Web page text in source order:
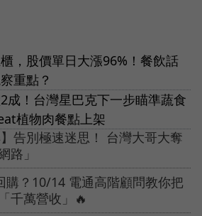
，股價單日大漲96%！餐飲話
重點？
成！台灣星巴克下一步瞄準蔬食
植物肉餐點上架
】告別極速迷思！ 台灣大哥大奪
路」
購？10/14 電通高階顧問教你把
千萬營收」🔥